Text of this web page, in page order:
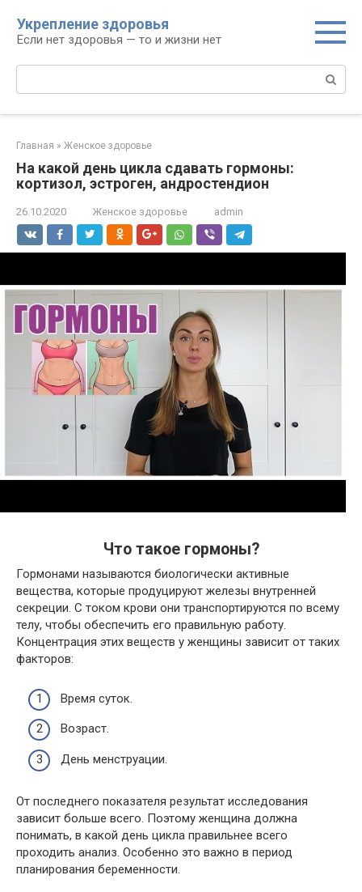
контенту
Укрепление здоровья
Если нет здоровья — то и жизни нет
Поиск:
Главная » Женское здоровье
На какой день цикла сдавать гормоны:
кортизол, эстроген, андростендион
26.10.2020 Женское здоровье admin
Что такое гормоны?
Гормонами называются биологически активные
вещества, которые продуцируют железы внутренней
секреции. С током крови они транспортируются по всему
телу, чтобы обеспечить его правильную работу.
Концентрация этих веществ у женщины зависит от таких
факторов:
Время суток.
Возраст.
День менструации.
От последнего показателя результат исследования
зависит больше всего. Поэтому женщина должна
понимать, в какой день цикла правильнее всего
проходить анализ. Особенно это важно в период
планирования беременности.